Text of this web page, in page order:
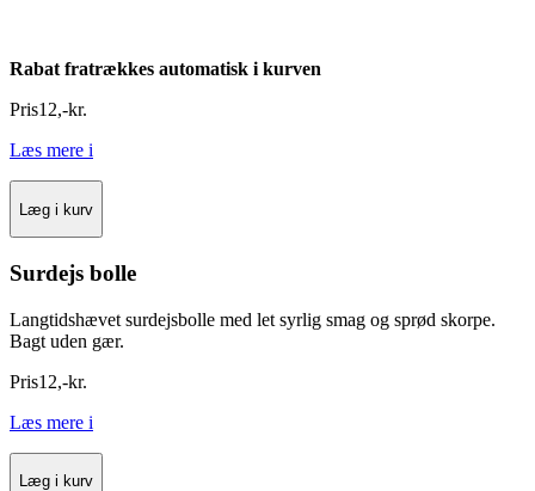
Rabat fratrækkes automatisk i kurven
Pris12,-kr.
Læs mere i
Læg i kurv
Surdejs bolle
Langtidshævet surdejsbolle med let syrlig smag og sprød skorpe.
Bagt uden gær.
Pris12,-kr.
Læs mere i
Læg i kurv